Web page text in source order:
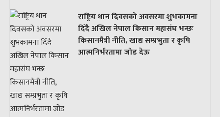
राष्ट्रिय धान दिवसको अवसरमा शुभकामना
दिँदै अखिल नेपाल किसान महासंघ भन्छः
किसानमैत्री नीति, खाद्य सम्प्रभुता र कृषि
आत्मनिर्भरतामा जोड देऊ